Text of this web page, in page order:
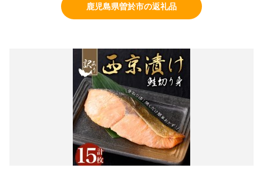
鹿児島県曽於市の返礼品